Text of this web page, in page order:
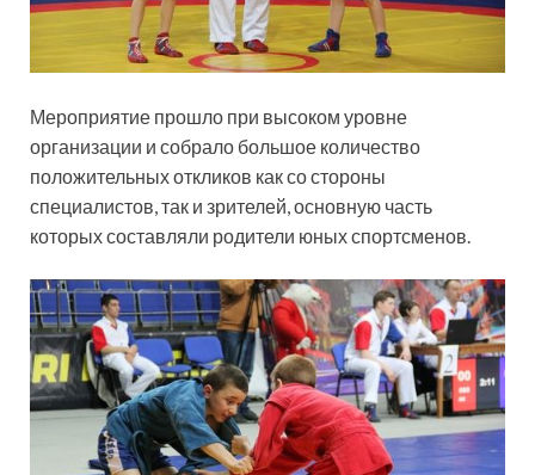
Мероприятие прошло при высоком уровне
организации и собрало большое количество
положительных откликов как со стороны
специалистов, так и зрителей, основную часть
которых составляли родители юных спортсменов.